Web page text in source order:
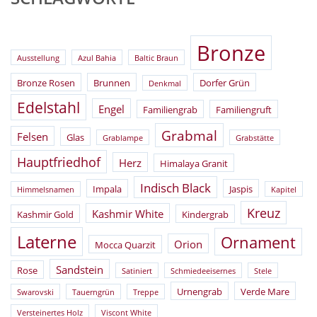
Ausstellung Azul Bahia Baltic Braun Bronze
Bronze Rosen Brunnen Denkmal Dorfer Grün
Edelstahl Engel Familiengrab Familiengruft
Felsen Glas Grablampe Grabmal Grabstätte
Hauptfriedhof Herz Himalaya Granit
Himmelsnamen Impala Indisch Black Jaspis Kapitel
Kashmir Gold Kashmir White Kindergrab Kreuz
Laterne Mocca Quarzit Orion Ornament
Rose Sandstein Satiniert Schmiedeeisernes Stele
Swarovski Tauerngrün Treppe Urnengrab Verde Mare
Versteinertes Holz Viscont White